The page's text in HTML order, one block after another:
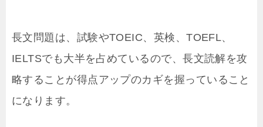
長文問題は、試験やTOEIC、英検、TOEFL、
IELTSでも大半を占めているので、長文読解を攻
略することが得点アップのカギを握っていること
になります。